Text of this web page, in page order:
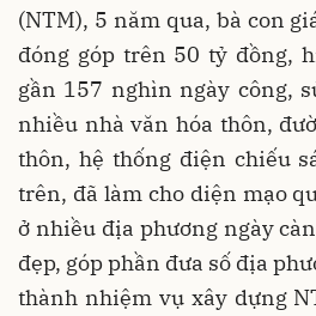
(NTM), 5 năm qua, bà con
đóng góp trên 50 tỷ đồng,
gần 157 nghìn ngày công,
nhiều nhà văn hóa thôn,
thôn, hệ thống điện chiếu
trên, đã làm cho diện mạo
ở nhiều địa phương ngày
đẹp, góp phần đưa số địa
thành nhiệm vụ xây dựng